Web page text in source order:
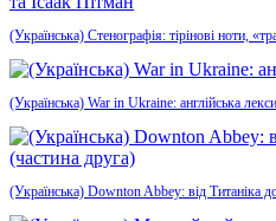
(Українська) Стенографія: тірінові ноти,
(Українська) War in Ukraine: англійська
(Українська) Downton Abbey: від Титаніка